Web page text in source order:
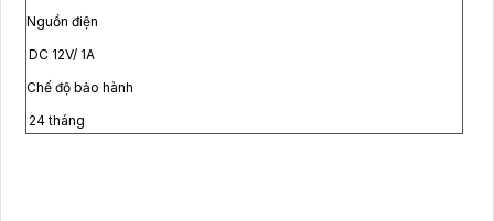
Nguồn điện
DC 12V/ 1A
Chế độ bảo hành
24 tháng